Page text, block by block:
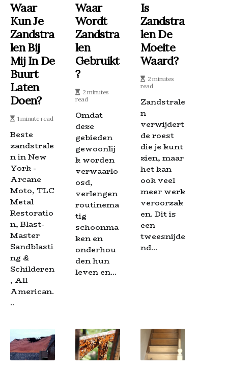
Waar
Kun Je
Zandstra
Len Bij
Mij In De
Buurt
Laten
Doen?
1 minute read
Beste
zandstrale
n in New
York -
Arcane
Moto, TLC
Metal
Restoratio
n, Blast-
Master
Sandblasti
ng &
Schilderen
, All
American.
..
Waar
Wordt
Zandstra
Len
Gebruikt
?
2 minutes
read
Omdat
deze
gebieden
gewoonlij
k worden
verwaarlo
osd,
verlengen
routinema
tig
schoonma
ken en
onderhou
den hun
leven en...
Is
Zandstra
Len De
Moeite
Waard?
2 minutes
read
Zandstrale
n
verwijdert
de roest
die je kunt
zien, maar
het kan
ook veel
meer werk
veroorzak
en. Dit is
een
tweesnijde
nd...